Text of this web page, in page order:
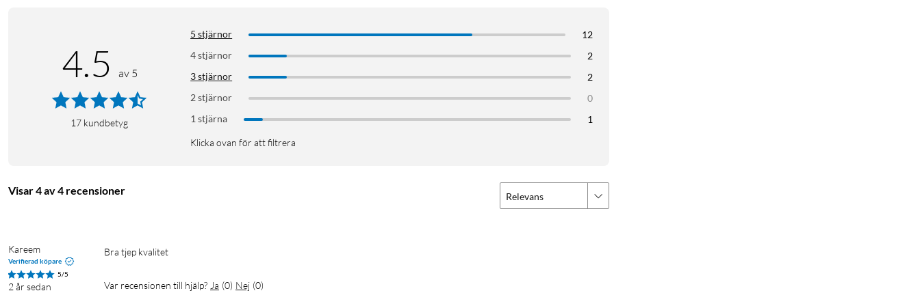
4.5 av 5
17 kundbetyg
5 stjärnor
12
4 stjärnor
2
3 stjärnor
2
2 stjärnor
0
1 stjärna
1
Klicka ovan för att filtrera
Visar 4 av 4 recensioner Relevans
Kareem
Verifierad köpare
5/5
2 år sedan
Bra tjep kvalitet
Var recensionen till hjälp? Ja (0) Nej (0)